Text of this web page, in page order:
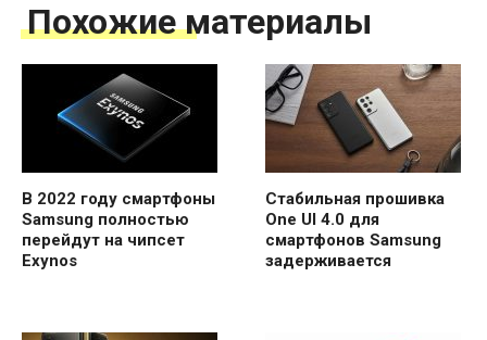
Похожие материалы
В 2022 году смартфоны
Samsung полностью
перейдут на чипсет
Exynos
Стабильная прошивка
One UI 4.0 для
смартфонов Samsung
задерживается